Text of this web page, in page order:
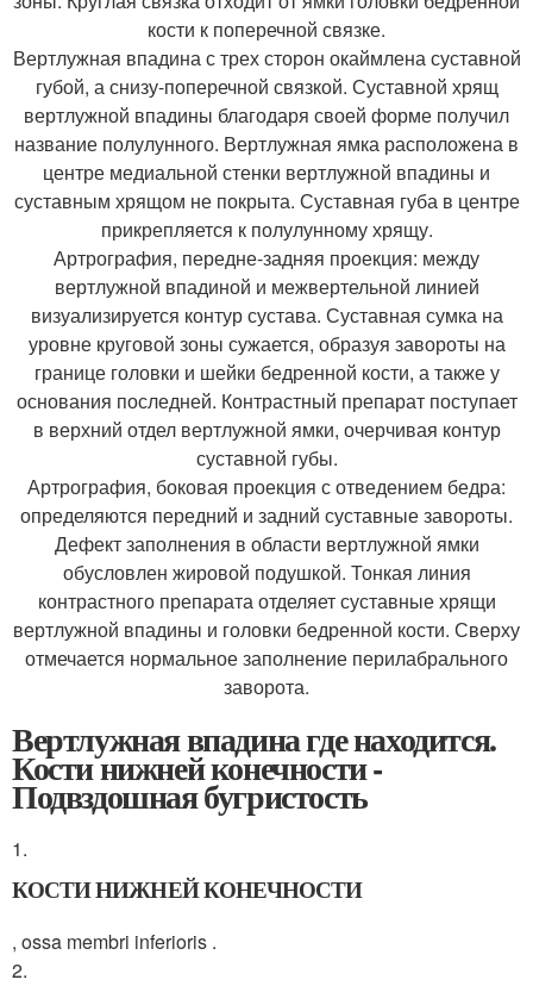
кости к поперечной связке.
Вертлужная впадина с трех сторон окаймлена суставной
губой, а снизу-поперечной связкой. Суставной хрящ
вертлужной впадины благодаря своей форме получил
название полулунного. Вертлужная ямка расположена в
центре медиальной стенки вертлужной впадины и
суставным хрящом не покрыта. Суставная губа в центре
прикрепляется к полулунному хрящу.
Артрография, передне-задняя проекция: между
вертлужной впадиной и межвертельной линией
визуализируется контур сустава. Суставная сумка на
уровне круговой зоны сужается, образуя завороты на
границе головки и шейки бедренной кости, а также у
основания последней. Контрастный препарат поступает
в верхний отдел вертлужной ямки, очерчивая контур
суставной губы.
Артрография, боковая проекция с отведением бедра:
определяются передний и задний суставные завороты.
Дефект заполнения в области вертлужной ямки
обусловлен жировой подушкой. Тонкая линия
контрастного препарата отделяет суставные хрящи
вертлужной впадины и головки бедренной кости. Сверху
отмечается нормальное заполнение перилабрального
заворота.
Вертлужная впадина где находится.
Кости нижней конечности -
Подвздошная бугристость
1.
КОСТИ НИЖНЕЙ КОНЕЧНОСТИ
, ossa membri inferioris .
2.